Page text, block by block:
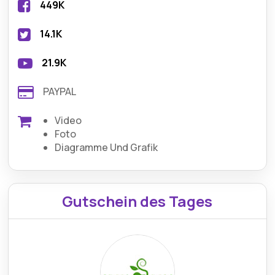
449K
14.1K
21.9K
PAYPAL
Video
Foto
Diagramme Und Grafik
Gutschein des Tages